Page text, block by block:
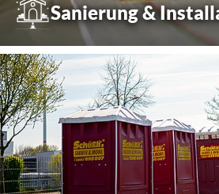
Sanierung &